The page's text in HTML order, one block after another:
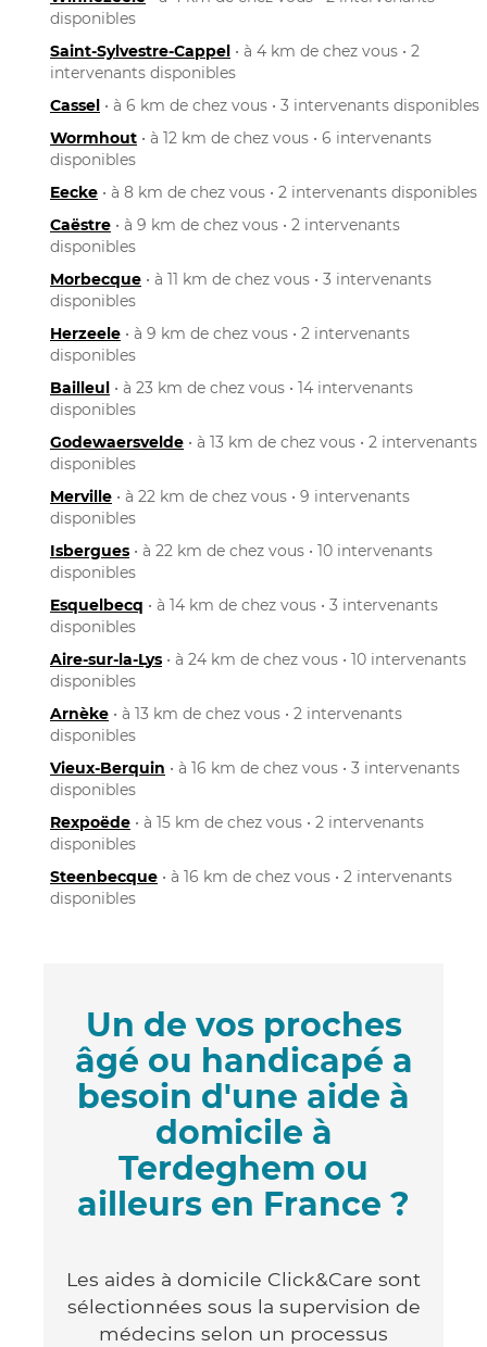
disponibles
Saint-Sylvestre-Cappel • à 4 km de chez vous • 2
intervenants disponibles
Cassel • à 6 km de chez vous • 3 intervenants disponibles
Wormhout • à 12 km de chez vous • 6 intervenants
disponibles
Eecke • à 8 km de chez vous • 2 intervenants disponibles
Caëstre • à 9 km de chez vous • 2 intervenants
disponibles
Morbecque • à 11 km de chez vous • 3 intervenants
disponibles
Herzeele • à 9 km de chez vous • 2 intervenants
disponibles
Bailleul • à 23 km de chez vous • 14 intervenants
disponibles
Godewaersvelde • à 13 km de chez vous • 2 intervenants
disponibles
Merville • à 22 km de chez vous • 9 intervenants
disponibles
Isbergues • à 22 km de chez vous • 10 intervenants
disponibles
Esquelbecq • à 14 km de chez vous • 3 intervenants
disponibles
Aire-sur-la-Lys • à 24 km de chez vous • 10 intervenants
disponibles
Arnèke • à 13 km de chez vous • 2 intervenants
disponibles
Vieux-Berquin • à 16 km de chez vous • 3 intervenants
disponibles
Rexpoëde • à 15 km de chez vous • 2 intervenants
disponibles
Steenbecque • à 16 km de chez vous • 2 intervenants
disponibles
Un de vos proches
âgé ou handicapé a
besoin d'une aide à
domicile à
Terdeghem ou
ailleurs en France ?
Les aides à domicile Click&Care sont
sélectionnées sous la supervision de
médecins selon un processus